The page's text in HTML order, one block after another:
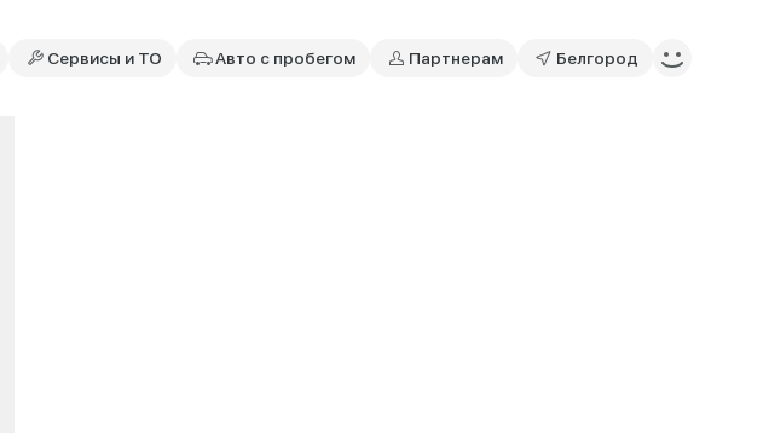
Сервисы и ТО Авто с пробегом Партнерам Белгород